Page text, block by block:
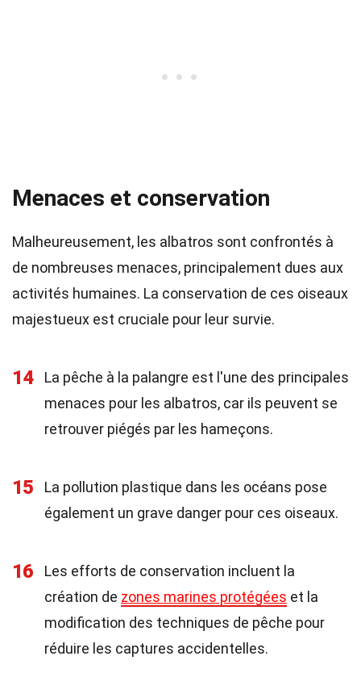
Menaces et conservation
Malheureusement, les albatros sont confrontés à
de nombreuses menaces, principalement dues aux
activités humaines. La conservation de ces oiseaux
majestueux est cruciale pour leur survie.
14
La pêche à la palangre est l'une des principales
menaces pour les albatros, car ils peuvent se
retrouver piégés par les hameçons.
15
La pollution plastique dans les océans pose
également un grave danger pour ces oiseaux.
16
Les efforts de conservation incluent la
création de zones marines protégées et la
modification des techniques de pêche pour
réduire les captures accidentelles.